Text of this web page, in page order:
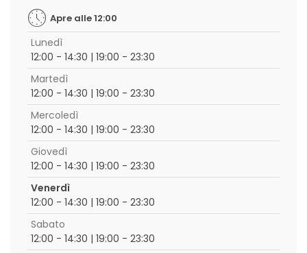
Apre alle 12:00
Lunedì
12:00 - 14:30 | 19:00 - 23:30
Martedì
12:00 - 14:30 | 19:00 - 23:30
Mercoledì
12:00 - 14:30 | 19:00 - 23:30
Giovedì
12:00 - 14:30 | 19:00 - 23:30
Venerdì
12:00 - 14:30 | 19:00 - 23:30
Sabato
12:00 - 14:30 | 19:00 - 23:30